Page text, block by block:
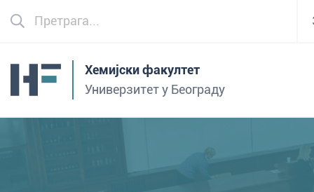
Хемијски факултет
Универзитет у Београду